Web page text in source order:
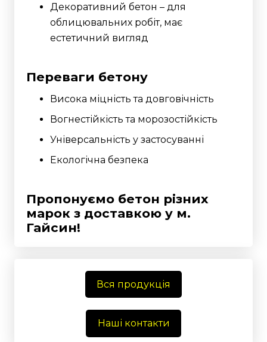
Декоративний бетон – для
облицювальних робіт, має
естетичний вигляд
Переваги бетону
Висока міцність та довговічність
Вогнестійкість та морозостійкість
Універсальність у застосуванні
Екологічна безпека
Пропонуємо бетон різних
марок з доставкою у м.
Гайсин!
Вся продукція
Наші контакти